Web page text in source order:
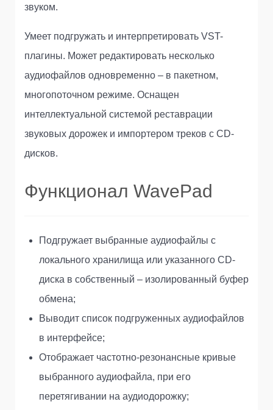
звуком.
Умеет подгружать и интерпретировать VST-
плагины. Может редактировать несколько
аудиофайлов одновременно – в пакетном,
многопоточном режиме. Оснащен
интеллектуальной системой реставрации
звуковых дорожек и импортером треков с CD-
дисков.
Функционал WavePad
Подгружает выбранные аудиофайлы с
локального хранилища или указанного CD-
диска в собственный – изолированный буфер
обмена;
Выводит список подгруженных аудиофайлов
в интерфейсе;
Отображает частотно-резонансные кривые
выбранного аудиофайла, при его
перетягивании на аудиодорожку;